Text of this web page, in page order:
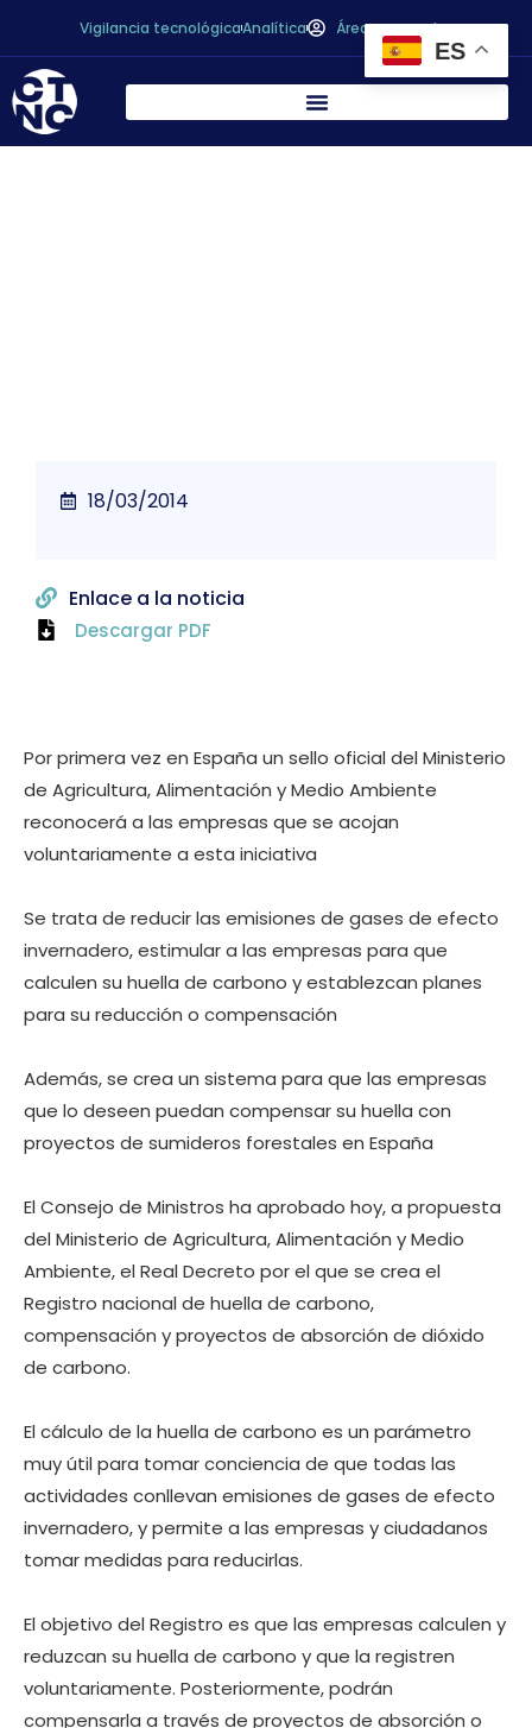
Vigilancia tecnológicaAnalítica Área personal
Por primera vez en España un sello oficial del Ministerio
de Agricultura, Alimentación y Medio Ambiente
reconocerá a las empresas que se acojan
voluntariamente a esta iniciativa
Se trata de reducir las emisiones de gases de efecto
invernadero, estimular a las empresas para que
calculen su huella de carbono y establezcan planes
para su reducción o compensación
Además, se crea un sistema para que las empresas
que lo deseen puedan compensar su huella con
proyectos de sumideros forestales en España
El Consejo de Ministros ha aprobado hoy, a propuesta
del Ministerio de Agricultura, Alimentación y Medio
Ambiente, el Real Decreto por el que se crea el
Registro nacional de huella de carbono,
compensación y proyectos de absorción de dióxido
de carbono.
El cálculo de la huella de carbono es un parámetro
muy útil para tomar conciencia de que todas las
actividades conllevan emisiones de gases de efecto
invernadero, y permite a las empresas y ciudadanos
tomar medidas para reducirlas.
El objetivo del Registro es que las empresas calculen y
reduzcan su huella de carbono y que la registren
voluntariamente. Posteriormente, podrán
compensarla a través de proyectos de absorción o
18/03/2014
Enlace a la noticia
Descargar PDF
ES